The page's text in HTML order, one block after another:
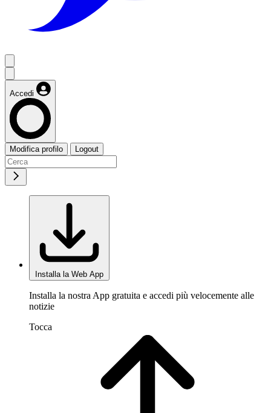
Accedi
Modifica profilo Logout
Installa la Web App
Installa la nostra App gratuita e accedi più velocemente alle
notizie
Tocca